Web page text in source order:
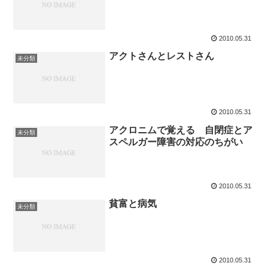
2010.05.31
未分類 アクトさんとレストさん
2010.05.31
未分類
アクロニムで覚える 自閉症とア
スペルガー障害の対応のちがい
2010.05.31
未分類 貧富と病気
2010.05.31